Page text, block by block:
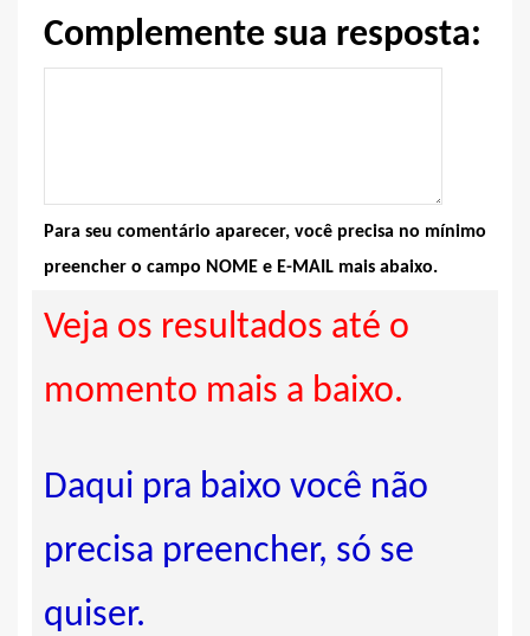
Complemente sua resposta:
Para seu comentário aparecer, você precisa no mínimo
preencher o campo NOME e E-MAIL mais abaixo.
Veja os resultados até o
momento mais a baixo.
Daqui pra baixo você não
precisa preencher, só se
quiser.